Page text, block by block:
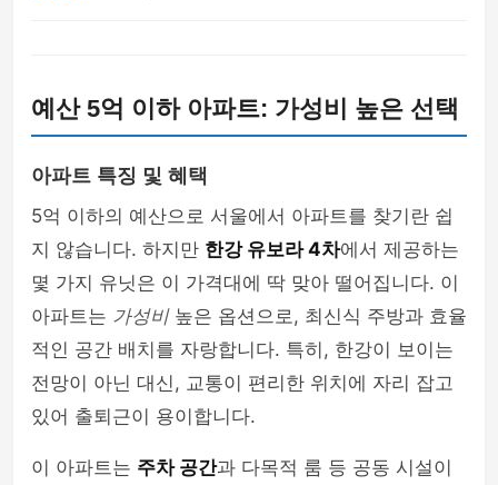
예산 5억 이하 아파트: 가성비 높은 선택
아파트 특징 및 혜택
5억 이하의 예산으로 서울에서 아파트를 찾기란 쉽
지 않습니다. 하지만 한강 유보라 4차에서 제공하는
몇 가지 유닛은 이 가격대에 딱 맞아 떨어집니다. 이
아파트는 가성비높은 옵션으로, 최신식 주방과 효율
적인 공간 배치를 자랑합니다. 특히, 한강이 보이는
전망이 아닌 대신, 교통이 편리한 위치에 자리 잡고
있어 출퇴근이 용이합니다.
이 아파트는 주차 공간과 다목적 룸 등 공동 시설이